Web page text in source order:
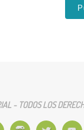
- TODOS LOS